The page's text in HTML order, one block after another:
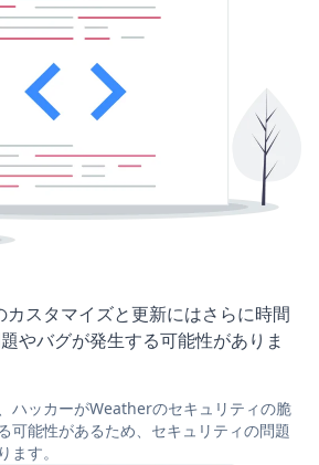
スタマイズと更新にはさらに時間
やバグが発生する可能性がありま
ハッカーがWeatherのセキュリティの脆
可能性があるため、セキュリティの問題
ます。